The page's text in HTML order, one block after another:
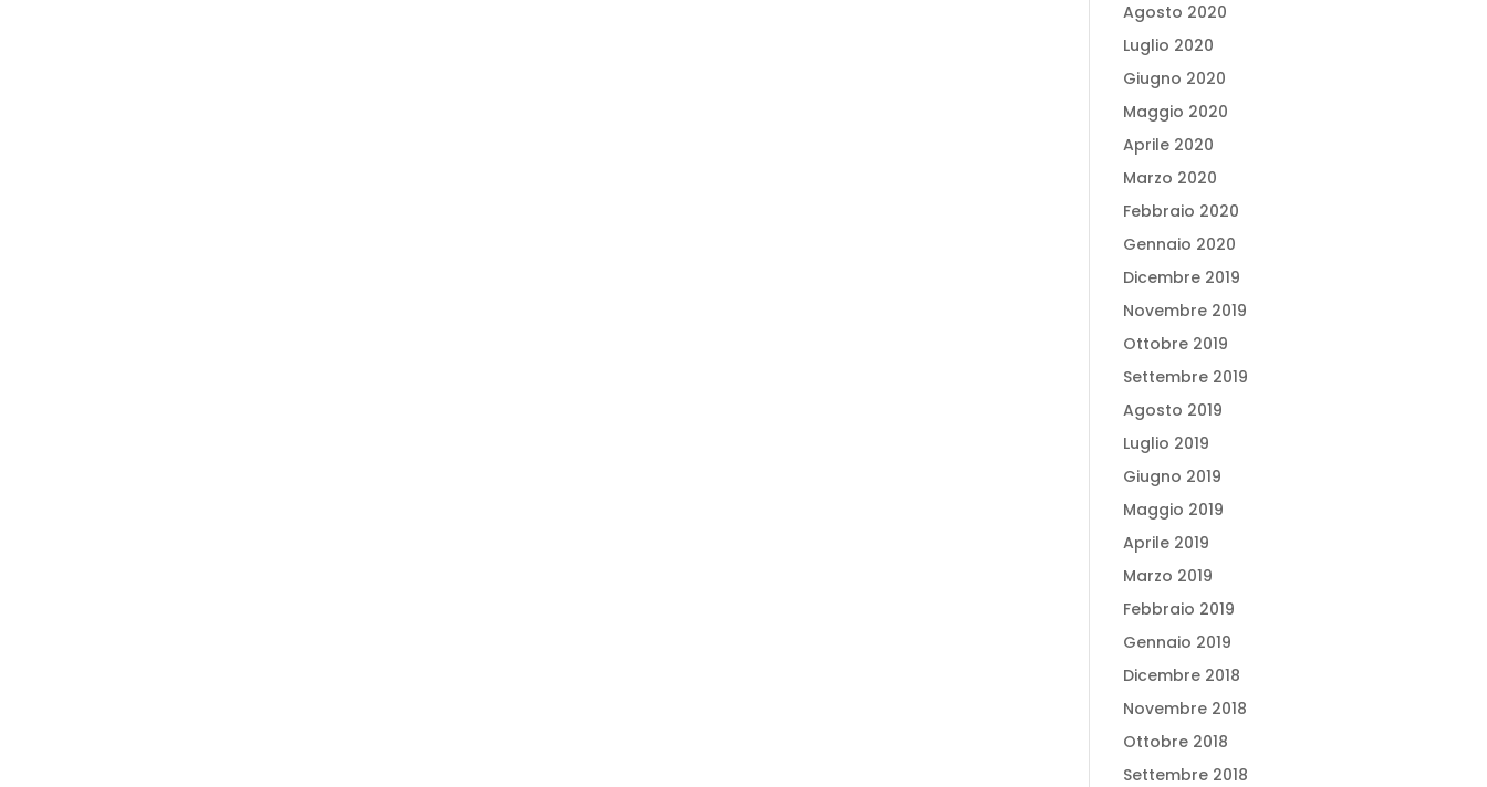
Agosto 2020
Luglio 2020
Giugno 2020
Maggio 2020
Aprile 2020
Marzo 2020
Febbraio 2020
Gennaio 2020
Dicembre 2019
Novembre 2019
Ottobre 2019
Settembre 2019
Agosto 2019
Luglio 2019
Giugno 2019
Maggio 2019
Aprile 2019
Marzo 2019
Febbraio 2019
Gennaio 2019
Dicembre 2018
Novembre 2018
Ottobre 2018
Settembre 2018